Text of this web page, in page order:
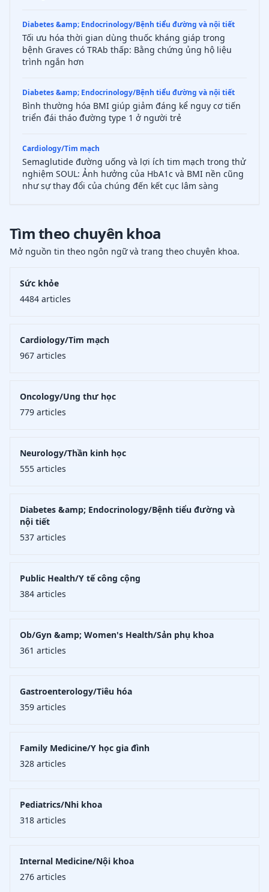
Diabetes &amp; Endocrinology/Bệnh tiểu đường và nội tiết
Tối ưu hóa thời gian dùng thuốc kháng giáp trong
bệnh Graves có TRAb thấp: Bằng chứng ủng hộ liệu
trình ngắn hơn
Diabetes &amp; Endocrinology/Bệnh tiểu đường và nội tiết
Bình thường hóa BMI giúp giảm đáng kể nguy cơ tiến
triển đái tháo đường type 1 ở người trẻ
Cardiology/Tim mạch
Semaglutide đường uống và lợi ích tim mạch trong thử
nghiệm SOUL: Ảnh hưởng của HbA1c và BMI nền cũng
như sự thay đổi của chúng đến kết cục lâm sàng
Tìm theo chuyên khoa
Mở nguồn tin theo ngôn ngữ và trang theo chuyên khoa.
Sức khỏe
4484 articles
Cardiology/Tim mạch
967 articles
Oncology/Ung thư học
779 articles
Neurology/Thần kinh học
555 articles
Diabetes &amp; Endocrinology/Bệnh tiểu đường và
nội tiết
537 articles
Public Health/Y tế công cộng
384 articles
Ob/Gyn &amp; Women's Health/Sản phụ khoa
361 articles
Gastroenterology/Tiêu hóa
359 articles
Family Medicine/Y học gia đình
328 articles
Pediatrics/Nhi khoa
318 articles
Internal Medicine/Nội khoa
276 articles